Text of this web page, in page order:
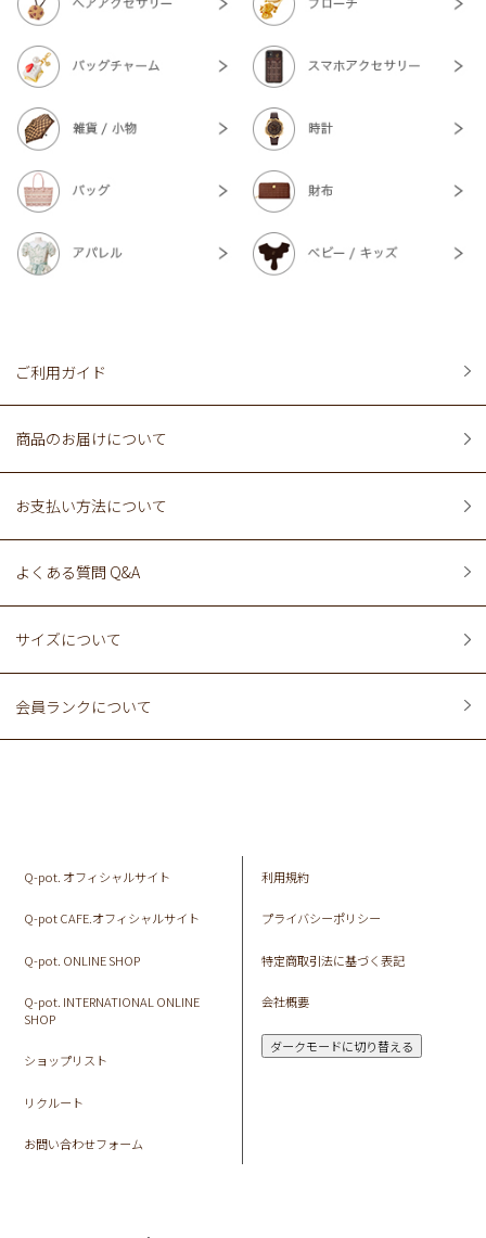
ご利用ガイド
商品のお届けについて
お支払い方法について
よくある質問 Q&A
サイズについて
会員ランクについて
Q-pot. オフィシャルサイト
Q-pot CAFE.オフィシャルサイト
Q-pot. ONLINE SHOP
Q-pot. INTERNATIONAL ONLINE
SHOP
ショップリスト
リクルート
お問い合わせフォーム
利用規約
プライバシーポリシー
特定商取引法に基づく表記
会社概要
ダークモードに切り替える